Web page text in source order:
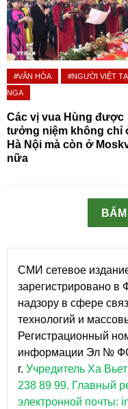
#VĂN HÓA
#NGƯỜI VIỆT TẠI
NGA
Các vị vua Hùng được
tưởng niệm không chỉ
Hà Nội mà còn ở
nữa
СМИ сетевое
зарегистрировано в
надзору в сфере
технологий и
Регистрационный
информации Эл №
г. Учредитель Ха
238 89 99. Главный
электронной почты: